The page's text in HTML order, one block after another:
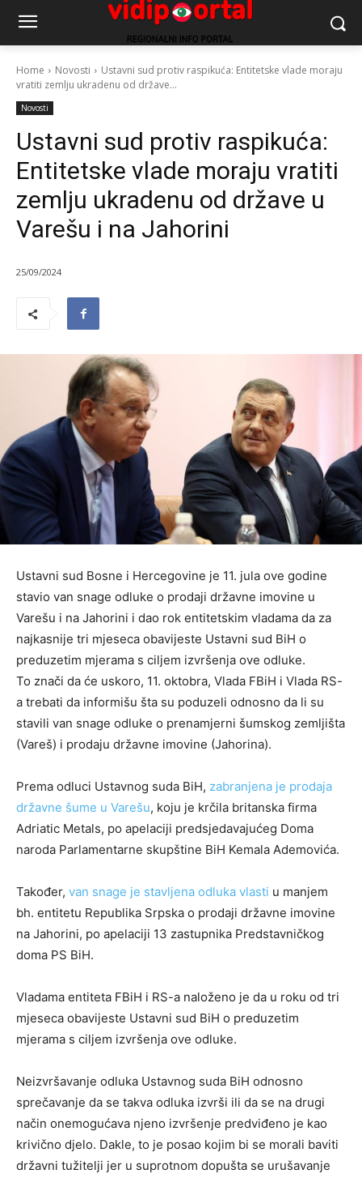
Home Novosti
Ustavni sud protiv raspikuća: Entitetske vlade moraju
vratiti zemlju ukradenu od države...
Novosti
Ustavni sud protiv raspikuća:
Entitetske vlade moraju vratiti
zemlju ukradenu od države u
Varešu i na Jahorini
25/09/2024
Ustavni sud Bosne i Hercegovine je 11. jula ove godine
stavio van snage odluke o prodaji državne imovine u
Varešu i na Jahorini i dao rok entitetskim vladama da za
najkasnije tri mjeseca obavijeste Ustavni sud BiH o
preduzetim mjerama s ciljem izvršenja ove odluke.
To znači da će uskoro, 11. oktobra, Vlada FBiH i Vlada RS-
a trebati da informišu šta su poduzeli odnosno da li su
stavili van snage odluke o prenamjerni šumskog zemljišta
(Vareš) i prodaju državne imovine (Jahorina).
Prema odluci Ustavnog suda BiH, zabranjena je prodaja
državne šume u Varešu, koju je krčila britanska firma
Adriatic Metals, po apelaciji predsjedavajućeg Doma
naroda Parlamentarne skupštine BiH Kemala Ademovića.
Također, van snage je stavljena odluka vlasti u manjem
bh. entitetu Republika Srpska o prodaji državne imovine
na Jahorini, po apelaciji 13 zastupnika Predstavničkog
doma PS BiH.
Vladama entiteta FBiH i RS-a naloženo je da u roku od tri
mjeseca obavijeste Ustavni sud BiH o preduzetim
mjerama s ciljem izvršenja ove odluke.
Neizvršavanje odluka Ustavnog suda BiH odnosno
sprečavanje da se takva odluka izvrši ili da se na drugi
način onemogućava njeno izvršenje predviđeno je kao
krivično djelo. Dakle, to je posao kojim bi se morali baviti
državni tužitelji jer u suprotnom dopušta se urušavanje